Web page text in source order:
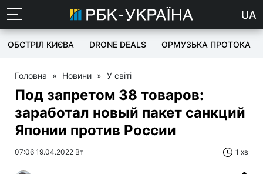
UA
ОБСТРІЛ КИЄВА DRONE DEALS ОРМУЗЬКА ПРОТОКА
Головна » Новини » У світі
Под запретом 38 товаров:
заработал новый пакет санкций
Японии против России
07:06 19.04.2022 Вт 1 хв